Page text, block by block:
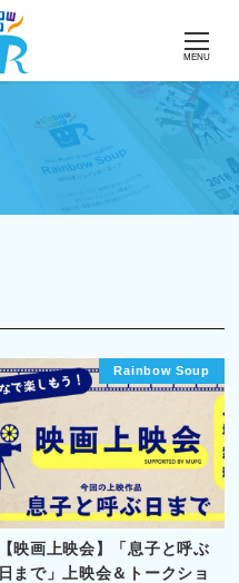
MENU
Rainbow Soup
【映画上映会】「息子と呼ぶ
日まで」上映会＆トークショ